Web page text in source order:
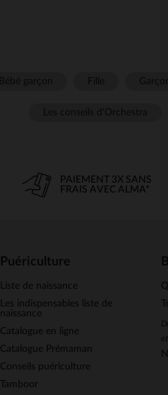
PAIEMENT 3X SANS
FRAIS AVEC ALMA*
Puériculture
Liste de naissance
Les indispensables liste de
naissance
Catalogue en ligne
Catalogue Prémaman
Conseils puériculture
Tamboor